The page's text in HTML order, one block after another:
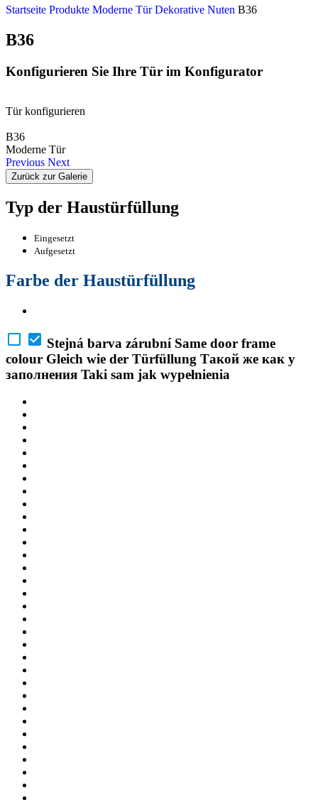
Startseite Produkte Moderne TürDekorative Nuten B36
B36
Konfigurieren Sie Ihre Tür im Konfigurator
Tür konfigurieren
B36
Moderne Tür
Previous Next
Zurück zur Galerie
Typ der Haustürfüllung
Eingesetzt
Aufgesetzt
Farbe der Haustürfüllung
Stejná barva zárubní Same door frame
colour Gleich wie der Türfüllung Такой же как у
заполнения Taki sam jak wypełnienia